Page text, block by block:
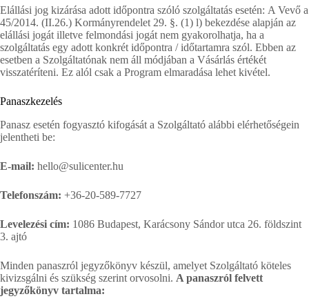
Elállási jog kizárása adott időpontra szóló szolgáltatás esetén: A Vevő a
45/2014. (II.26.) Kormányrendelet 29. §. (1) l) bekezdése alapján az
elállási jogát illetve felmondási jogát nem gyakorolhatja, ha a
szolgáltatás egy adott konkrét időpontra / időtartamra szól. Ebben az
esetben a Szolgáltatónak nem áll módjában a Vásárlás értékét
visszatéríteni. Ez alól csak a Program elmaradása lehet kivétel.
Panaszkezelés
Panasz esetén fogyasztó kifogását a Szolgáltató alábbi elérhetőségein
jelentheti be:
E-mail: hello@sulicenter.hu
Telefonszám: +36-20-589-7727
Levelezési cím: 1086 Budapest, Karácsony Sándor utca 26. földszint
3. ajtó
Minden panaszról jegyzőkönyv készül, amelyet Szolgáltató köteles
kivizsgálni és szükség szerint orvosolni. A panaszról felvett
jegyzőkönyv tartalma: